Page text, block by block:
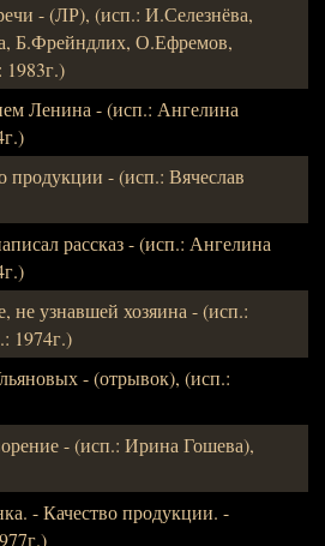
- (ЛР), (исп.: И.Селезнёва,
Б.Фрейндлих, О.Ефремов,
Ленина - (исп.: Ангелина
- (исп.: Вячеслав
рассказ - (исп.: Ангелина
узнавшей хозяина - (исп.:
1974г.)
- (отрывок), (исп.:
- (исп.: Ирина Гошева),
- Качество продукции. -